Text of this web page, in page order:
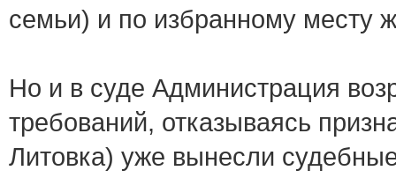
семьи) и по избранному месту
Но и в суде Администрация
требований, отказываясь
Литовка) уже вынесли